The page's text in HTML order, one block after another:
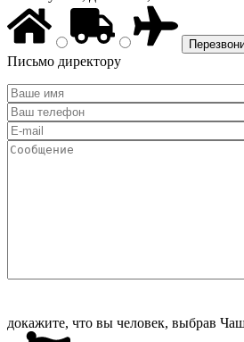
Письмо директору
докажите, что вы человек, выбрав